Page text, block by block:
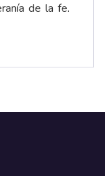
de la fe.